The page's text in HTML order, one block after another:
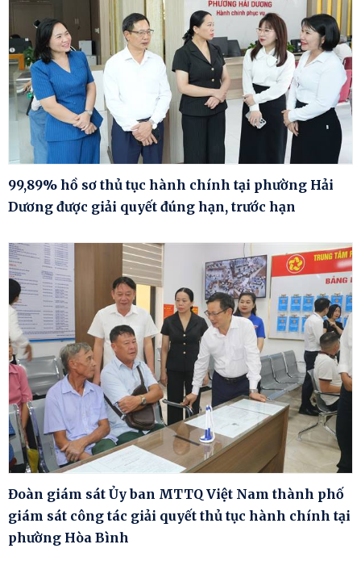
99,89% hồ sơ thủ tục hành chính tại phường Hải
Dương được giải quyết đúng hạn, trước hạn
Đoàn giám sát Ủy ban MTTQ Việt Nam thành phố
giám sát công tác giải quyết thủ tục hành chính tại
phường Hòa Bình